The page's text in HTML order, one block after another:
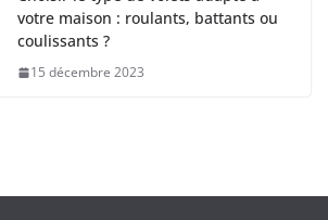
votre maison : roulants, battants ou
coulissants ?
15 décembre 2023